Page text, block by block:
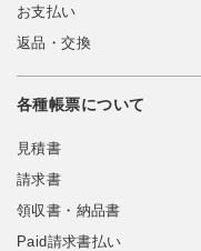
お支払い
返品・交換
各種帳票について
見積書
請求書
領収書・納品書
Paid請求書払い